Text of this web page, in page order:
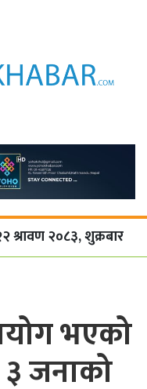
श्रावण २०८३, शुक्रबार
भएको
३ जनाको